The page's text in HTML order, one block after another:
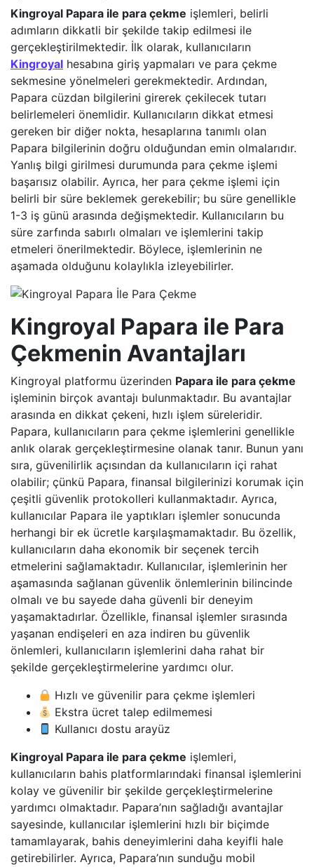
Kingroyal Papara ile para çekme işlemleri, belirli
adımların dikkatli bir şekilde takip edilmesi ile
gerçekleştirilmektedir. İlk olarak, kullanıcıların
Kingroyal hesabına giriş yapmaları ve para çekme
sekmesine yönelmeleri gerekmektedir. Ardından,
Papara cüzdan bilgilerini girerek çekilecek tutarı
belirlemeleri önemlidir. Kullanıcıların dikkat etmesi
gereken bir diğer nokta, hesaplarına tanımlı olan
Papara bilgilerinin doğru olduğundan emin olmalarıdır.
Yanlış bilgi girilmesi durumunda para çekme işlemi
başarısız olabilir. Ayrıca, her para çekme işlemi için
belirli bir süre beklemek gerekebilir; bu süre genellikle
1-3 iş günü arasında değişmektedir. Kullanıcıların bu
süre zarfında sabırlı olmaları ve işlemlerini takip
etmeleri önerilmektedir. Böylece, işlemlerinin ne
aşamada olduğunu kolaylıkla izleyebilirler.
Kingroyal Papara ile Para
Çekmenin Avantajları
Kingroyal platformu üzerinden Papara ile para çekme
işleminin birçok avantajı bulunmaktadır. Bu avantajlar
arasında en dikkat çekeni, hızlı işlem süreleridir.
Papara, kullanıcıların para çekme işlemlerini genellikle
anlık olarak gerçekleştirmesine olanak tanır. Bunun yanı
sıra, güvenilirlik açısından da kullanıcıların içi rahat
olabilir; çünkü Papara, finansal bilgilerinizi korumak için
çeşitli güvenlik protokolleri kullanmaktadır. Ayrıca,
kullanıcılar Papara ile yaptıkları işlemler sonucunda
herhangi bir ek ücretle karşılaşmamaktadır. Bu özellik,
kullanıcıların daha ekonomik bir seçenek tercih
etmelerini sağlamaktadır. Kullanıcılar, işlemlerinin her
aşamasında sağlanan güvenlik önlemlerinin bilincinde
olmalı ve bu sayede daha güvenli bir deneyim
yaşamaktadırlar. Özellikle, finansal işlemler sırasında
yaşanan endişeleri en aza indiren bu güvenlik
önlemleri, kullanıcıların işlemlerini daha rahat bir
şekilde gerçekleştirmelerine yardımcı olur.
Hızlı ve güvenilir para çekme işlemleri
Ekstra ücret talep edilmemesi
Kullanıcı dostu arayüz
Kingroyal Papara ile para çekme işlemleri,
kullanıcıların bahis platformlarındaki finansal işlemlerini
kolay ve güvenilir bir şekilde gerçekleştirmelerine
yardımcı olmaktadır. Papara’nın sağladığı avantajlar
sayesinde, kullanıcılar işlemlerini hızlı bir biçimde
tamamlayarak, bahis deneyimlerini daha keyifli hale
getirebilirler. Ayrıca, Papara’nın sunduğu mobil